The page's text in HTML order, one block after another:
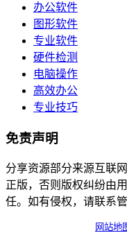
办公软件
图形软件
专业软件
硬件检测
电脑操作
高效办公
专业技巧
免责声明
分享资源部分来源互联
正版，否则版权纠纷由
任。如有侵权，请联系管
网站地